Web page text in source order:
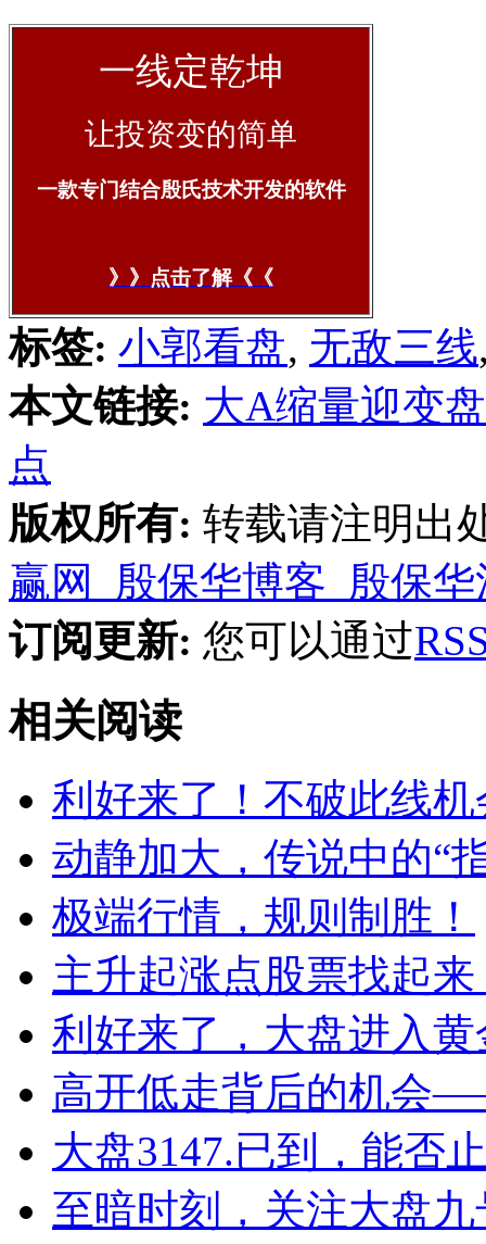
一线定乾坤
让投资变的简单
一款专门结合殷氏技术开发的软件
》》点击了解《《
标签: 小郭看盘, 无敌三线
本文链接: 大A缩量迎变
点
版权所有: 转载请注明出
赢网_殷保华博客_殷保
订阅更新: 您可以通过
相关阅读
利好来了！不破此线机
动静加大，传说中的“
极端行情，规则制胜！
主升起涨点股票找起来
利好来了，大盘进入
高开低走背后的机会
大盘3147.已到，能否
至暗时刻，关注大盘